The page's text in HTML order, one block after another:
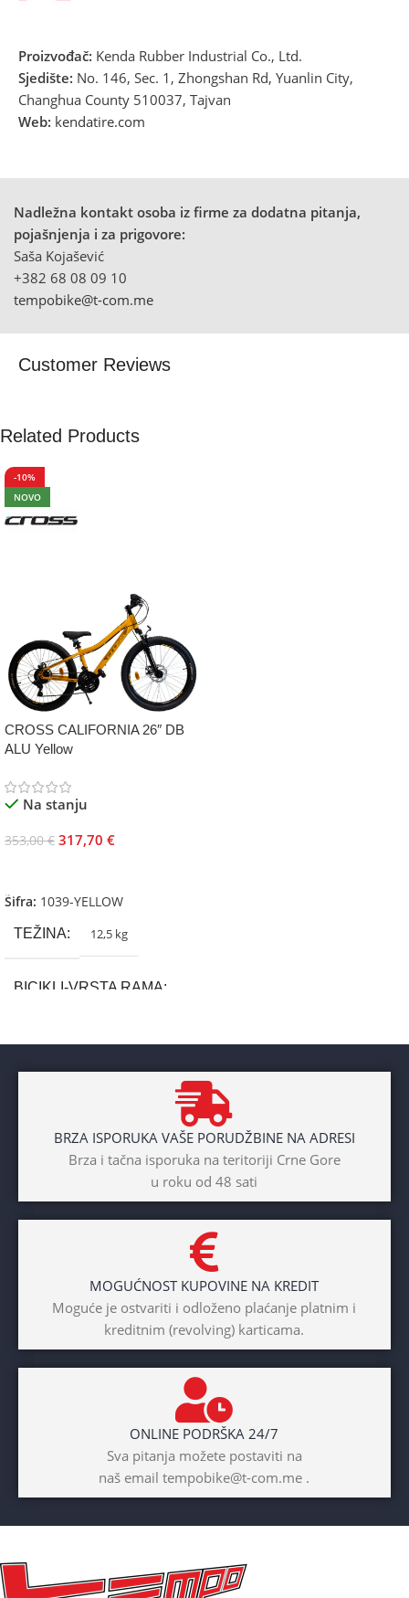
Proizvođač: Kenda Rubber Industrial Co., Ltd.
Sjedište: No. 146, Sec. 1, Zhongshan Rd, Yuanlin City,
Changhua County 510037, Tajvan
Web: kendatire.com
Nadležna kontakt osoba iz firme za dodatna pitanja,
pojašnjenja i za prigovore:
Saša Kojašević
+382 68 08 09 10
tempobike@t-com.me
Customer Reviews
Related Products
-10%
NOVO
CROSS CALIFORNIA 26″ DB
ALU Yellow
Na stanju
353,00€ 317,70 €
Šifra: 1039-YELLOW
TEŽINA 12,5 kg
BICIKLI-VRSTA RAMA
Unisex
BICIKLI-TIP RAMA
Prednji amotrizer
BICIKLI-KOČNICE
BRZA ISPORUKA VAŠE PORUDŽBINE NA ADRESI
Brza i tačna isporuka na teritoriji Crne Gore
u roku od 48 sati
MOGUĆNOST KUPOVINE NA KREDIT
Moguće je ostvariti i odloženo plaćanje platnim i
kreditnim (revolving) karticama.
ONLINE PODRŠKA 24/7
Sva pitanja možete postaviti na
naš email tempobike@t-com.me .